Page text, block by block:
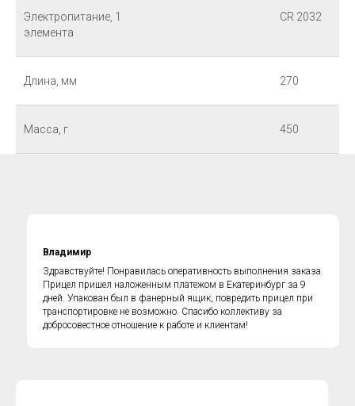
Электропитание, 1
элемента
СR 2032
Длина, мм 270
Масса, г 450
Владимир
Здравствуйте! Понравилась оперативность выполнения заказа.
Прицел пришел наложенным платежом в Екатеринбург за 9
дней. Упакован был в фанерный ящик, повредить прицел при
транспортировке не возможно. Спасибо коллективу за
добросовестное отношение к работе и клиентам!
ГОРЯЧАЯ ЛИНИЯ по
противодействию коррупции